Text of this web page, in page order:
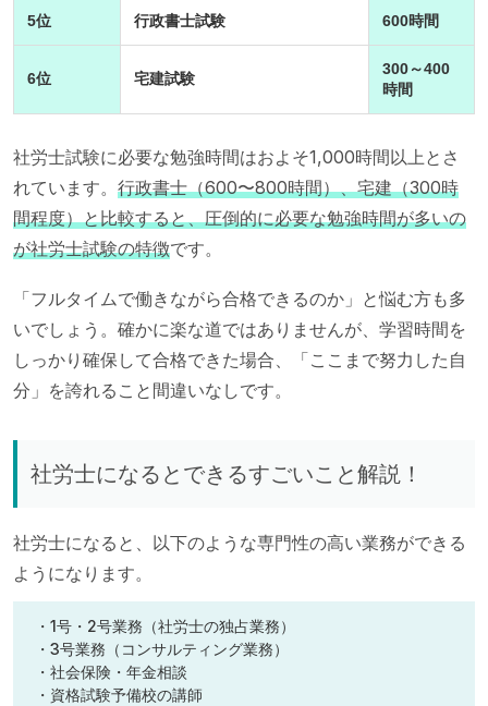
5位 行政書士試験 600時間
6位 宅建試験
300～400
時間
社労士試験に必要な勉強時間はおよそ1,000時間以上とさ
れています。 行政書士（600〜800時間）、宅建（300時
間程度）と比較すると、圧倒的に必要な勉強時間が多いの
が社労士試験の特徴です。
「フルタイムで働きながら合格できるのか」と悩む方も多
いでしょう。確かに楽な道ではありませんが、学習時間を
しっかり確保して合格できた場合、「ここまで努力した自
分」を誇れること間違いなしです。
社労士になるとできるすごいこと解説！
社労士になると、以下のような専門性の高い業務ができる
ようになります。
・1号・2号業務（社労士の独占業務）
・3号業務（コンサルティング業務）
・社会保険・年金相談
・資格試験予備校の講師